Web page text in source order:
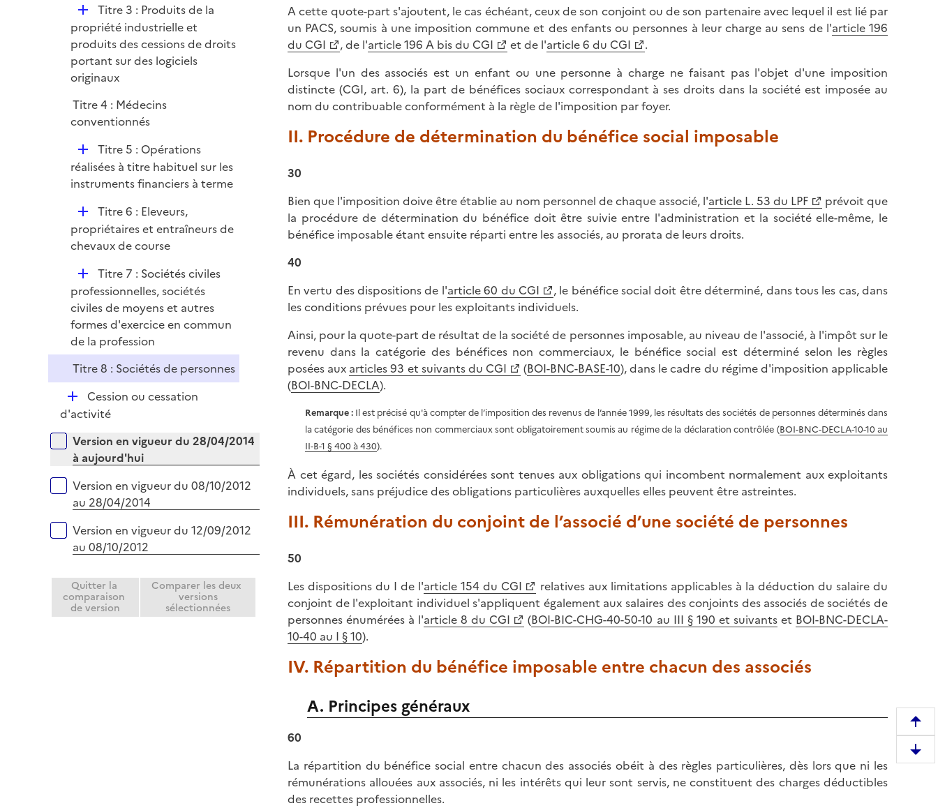
D
é
p
l
i
r
Titre 3 : Produits de la
propriété industrielle et
produits des cessions de droits
portant sur des logiciels
originaux
Titre 4 : Médecins
conventionnés
D
é
p
e
r
Titre 5 : Opérations
réalisées à titre habituel sur les
instruments financiers à terme
D
é
p
e
r
Titre 6 : Eleveurs,
propriétaires et entraîneurs de
chevaux de course
D
é
p
l
i
e
r
Titre 7 : Sociétés civiles
professionnelles, sociétés
civiles de moyens et autres
formes d'exercice en commun
de la profession
Titre 8 : Sociétés de personnes
D
é
l
i
e
Cession ou cessation
d'activité
Versions sur la période
Version en vigueur du 28/04/2014
à aujourd'hui
Version en vigueur du 08/10/2012
au 28/04/2014
Version en vigueur du 12/09/2012
au 08/10/2012
Quitter la
comparaison
de version
Comparer les deux
versions
sélectionnées
A cette quote-part s'ajoutent, le cas échéant, ceux de son conjoint ou de son partenaire avec lequel il est lié par
un PACS, soumis à une imposition commune et des enfants ou personnes à leur charge au sens de l'article 196
du CGI
, de l'article 196 A bis du CGI et de l'article 6 du CGI
.
Lorsque l'un des associés est un enfant ou une personne à charge ne faisant pas l'objet d'une imposition
distincte (CGI, art. 6), la part de bénéfices sociaux correspondant à ses droits dans la société est imposée au
nom du contribuable conformément à la règle de l'imposition par foyer.
II. Procédure de détermination du bénéfice social imposable
30
Bien que l'imposition doive être établie au nom personnel de chaque associé, l'article L. 53 du LPF
prévoit que
la procédure de détermination du bénéfice doit être suivie entre l'administration et la société elle-même, le
bénéfice imposable étant ensuite réparti entre les associés, au prorata de leurs droits.
40
En vertu des dispositions de l'article 60 du CGI
, le bénéfice social doit être déterminé, dans tous les cas, dans
les conditions prévues pour les exploitants individuels.
Ainsi, pour la quote-part de résultat de la société de personnes imposable, au niveau de l'associé, à l'impôt sur le
revenu dans la catégorie des bénéfices non commerciaux, le bénéfice social est déterminé selon les règles
posées aux articles 93 et suivants du CGI (BOI-BNC-BASE-10), dans le cadre du régime d'imposition applicable
(BOI-BNC-DECLA).
Remarque :Il est précisé qu'à compter de l’imposition des revenus de l’année 1999, les résultats des sociétés de personnes déterminés dans
la catégorie des bénéfices non commerciaux sont obligatoirement soumis au régime de la déclaration contrôlée (BOI-BNC-DECLA-10-10 au
II-B-1 § 400 à 430).
À cet égard, les sociétés considérées sont tenues aux obligations qui incombent normalement aux exploitants
individuels, sans préjudice des obligations particulières auxquelles elles peuvent être astreintes.
III. Rémunération du conjoint de l’associé d’une société de personnes
50
Les dispositions du I de l'article 154 du CGI
relatives aux limitations applicables à la déduction du salaire du
conjoint de l'exploitant individuel s'appliquent également aux salaires des conjoints des associés de sociétés de
personnes énumérées à l'article 8 du CGI (BOI-BIC-CHG-40-50-10 au III § 190 et suivantset BOI-BNC-DECLA-
10-40 au I § 10).
IV. Répartition du bénéfice imposable entre chacun des associés
A. Principes généraux
60
La répartition du bénéfice social entre chacun des associés obéit à des règles particulières, dès lors que ni les
rémunérations allouées aux associés, ni les intérêts qui leur sont servis, ne constituent des charges déductibles
des recettes professionnelles.
e
m
D